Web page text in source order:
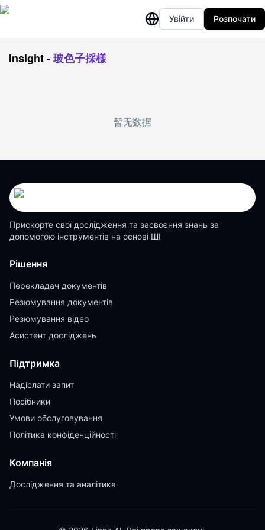
Увійти Розпочати
Insight-玻色子採樣
暂无数据
Прискорте свої дослідження та засвоєння знань за
допомогою інструментів на основі ШІ
Рішення
Перекладач документів
Резюмування документів
Резюмування відео
Асистент досліджень
Підтримка
Надіслати запит
Посібники
Умови обслуговування
Політика конфіденційності
Компанія
Дослідження та аналітика